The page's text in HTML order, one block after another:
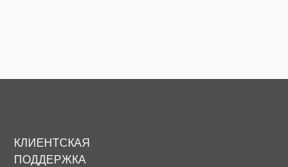
КЛИЕНТСКАЯ
ПОДДЕРЖКА